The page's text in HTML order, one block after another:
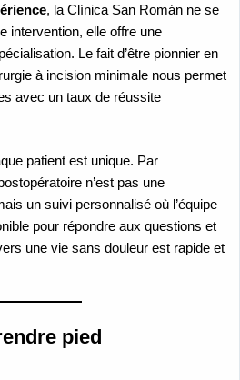
, la Clínica San Román ne se
intervention, elle offre une
Le fait d’être pionnier en
à incision minimale nous permet
avec un taux de réussite
patient est unique. Par
n’est pas une
un suivi personnalisé où l’équipe
pour répondre aux questions et
une vie sans douleur est rapide et
pied